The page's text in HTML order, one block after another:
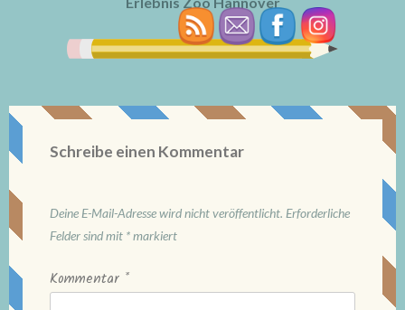
Schreibe einen Kommentar
Deine E-Mail-Adresse wird nicht veröffentlicht. Erforderliche
Felder sind mit *markiert
Kommentar *